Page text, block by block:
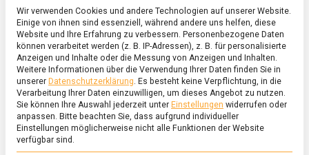
Wir verwenden Cookies und andere Technologien auf unserer Website.
Einige von ihnen sind essenziell, während andere uns helfen, diese
Website und Ihre Erfahrung zu verbessern. Personenbezogene Daten
können verarbeitet werden (z. B. IP-Adressen), z. B. für personalisierte
Anzeigen und Inhalte oder die Messung von Anzeigen und Inhalten.
Weitere Informationen über die Verwendung Ihrer Daten finden Sie in
unserer Datenschutzerklärung. Es besteht keine Verpflichtung, in die
Verarbeitung Ihrer Daten einzuwilligen, um dieses Angebot zu nutzen.
Sie können Ihre Auswahl jederzeit unter Einstellungen widerrufen oder
anpassen. Bitte beachten Sie, dass aufgrund individueller
Einstellungen möglicherweise nicht alle Funktionen der Website
verfügbar sind.